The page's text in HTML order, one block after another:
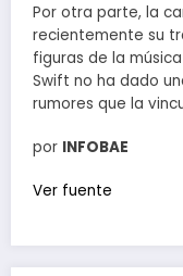
Por otra parte, la
recientemente su
figuras de la
Swift no ha dado
rumores que la
por INFOBAE
Ver fuente